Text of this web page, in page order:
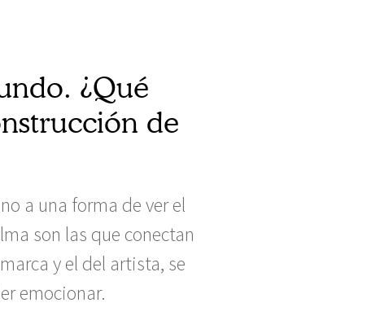
¿Qué
de
a una forma de ver el
son las que conectan
y el del artista, se
emocionar.